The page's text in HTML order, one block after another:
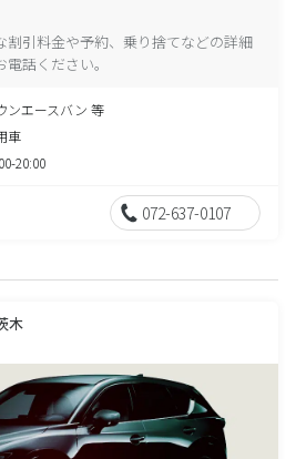
割引料金や予約、乗り捨てなどの詳細
話ください。
ンエースバン 等
車
20:00
072-637-0107
木